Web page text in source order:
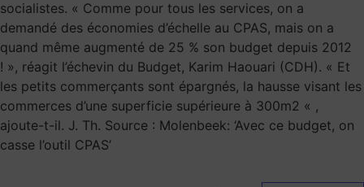
socialistes. « Comme pour tous les services, on a
demandé des économies d’échelle au CPAS, mais on a
quand même augmenté de 25 % son budget depuis 2012
! », réagit l’échevin du Budget, Karim Haouari (CDH). « Et
les petits commerçants sont épargnés, la hausse visant les
commerces d’une superficie supérieure à 300m2 « ,
ajoute-t-il. J. Th. Source : Molenbeek: ‘Avec ce budget, on
casse l’outil CPAS’